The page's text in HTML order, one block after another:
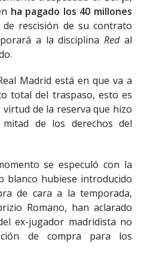
ha pagado los 40 millones
de rescisión de su contrato
a la disciplinaRedal
Madrid está en que va a
total del traspaso, esto es
de la reserva que hizo
de los derechos del
se especuló con la
blanco hubiese introducido
de cara a la temporada,
Romano, han aclarado
ex-jugador madridista no
de compra para los